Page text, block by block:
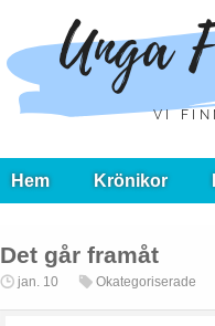
Hem Krönikor
Det går framåt
jan. 10 Okategoriserade